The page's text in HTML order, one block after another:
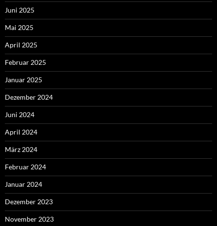
Juni 2025
Mai 2025
April 2025
Februar 2025
Januar 2025
Dezember 2024
Juni 2024
April 2024
März 2024
Februar 2024
Januar 2024
Dezember 2023
November 2023